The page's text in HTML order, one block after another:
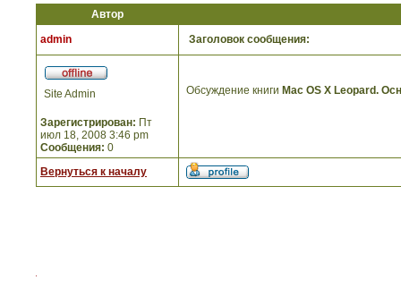
Автор
admin
Заголовок сообщения:
Site Admin
Зарегистрирован: Пт
июл 18, 2008 3:46 pm
Сообщения: 0
Обсуждение книги Mac OS X Leopard.
Вернуться к началу